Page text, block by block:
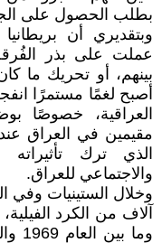
بطلب الحصول على
وبتقديري أن
عملت على بذر
بينهم، أو تحريك ما
أصبح لغمًا مستمرًا
العراقية، خصوصًا
مقيمين في العراق عند
الذي ترك
والاجتماعي للعراق.
آلاف من الكرد